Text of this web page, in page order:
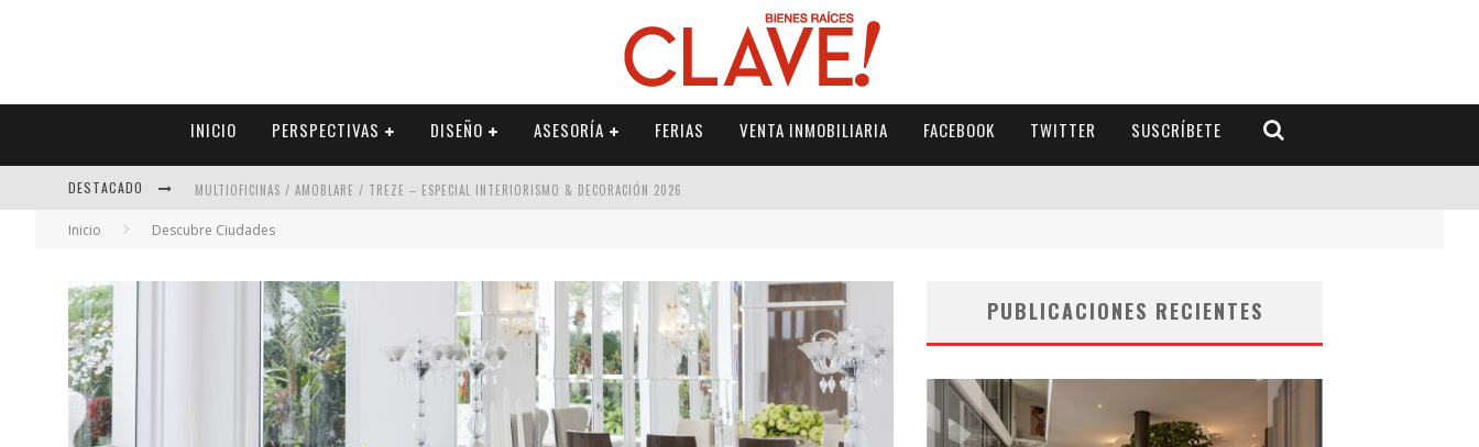
INICIO PERSPECTIVAS DISEÑO ASESORÍA FERIAS VENTA INMOBILIARIA FACEBOOK TWITTER SUSCRÍBETE
DESTACADO MULTIOFICINAS / AMOBLARE / TREZE – ESPECIAL INTERIORISMO & DECORACIÓN 2026
ABAD VERGARA ARQUITECTOS – ESPECIAL INTERIORISMO & DECORACIÓN 2026
COLINEAL – ESPECIAL INTERIORISMO & DECORACIÓN 2026
ADRIANA HOYOS DESIGN STUDIO – ESPECIAL INTERIORISMO & DECORACIÓN 2026
Inicio Descubre Ciudades
PUBLICACIONES RECIENTES